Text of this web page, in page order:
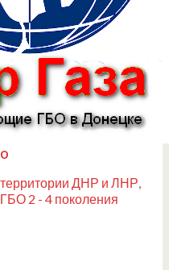
ДНР и ЛНР,
2 - 4 поколения